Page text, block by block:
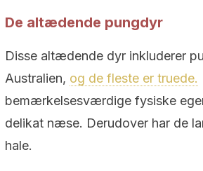
De altædende pungdyr
Disse altædende dyr inkluderer
Australien, og de fleste er truede.
bemærkelsesværdige fysiske
delikat næse. Derudover har de
hale.